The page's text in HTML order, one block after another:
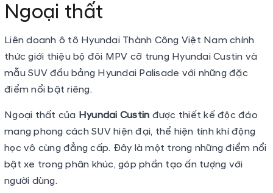
Ngoại thất
Liên doanh ô tô Hyundai Thành Công Việt Nam chính
thức giới thiệu bộ đôi MPV cỡ trung Hyundai Custin và
mẫu SUV đầu bảng Hyundai Palisade với những đặc
điểm nổi bật riêng.
Ngoại thất của Hyundai Custin được thiết kế độc đáo
mang phong cách SUV hiện đại, thể hiện tính khí động
học vô cùng đẳng cấp. Đây là một trong những điểm nổi
bật xe trong phân khúc, góp phần tạo ấn tượng với
người dùng.